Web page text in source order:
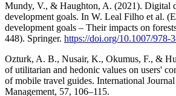
Mundy, V., & Haughton, A. (2021). Digital
development goals. In W. Leal Filho et al.
development goals – Their impacts on
448). Springer. https://doi.org/10.1007/978-
Ozturk, A. B., Nusair, K., Okumus, F., &
of utilitarian and hedonic values on users'
of mobile travel guides. International
Management, 57, 106–115.